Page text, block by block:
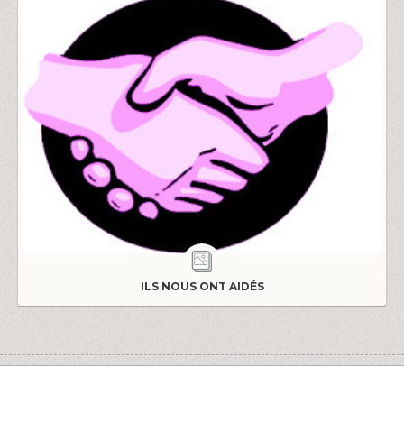
ILS NOUS ONT AIDÉS